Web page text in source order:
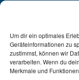
Um dir ein optimales
Geräteinformationen zu
zustimmst, können wir
verarbeiten. Wenn du
Merkmale und